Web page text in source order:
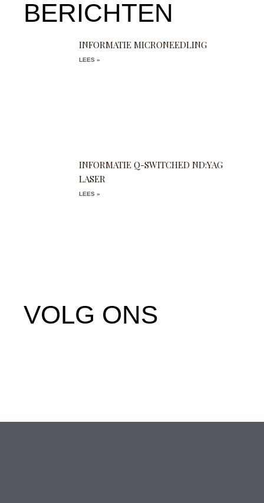
BERICHTEN
INFORMATIE MICRONEEDLING
LEES »
INFORMATIE Q-SWITCHED ND:YAG
LASER
LEES »
VOLG ONS